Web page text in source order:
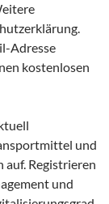
Adresse
kostenlosen
und
Registrieren
und